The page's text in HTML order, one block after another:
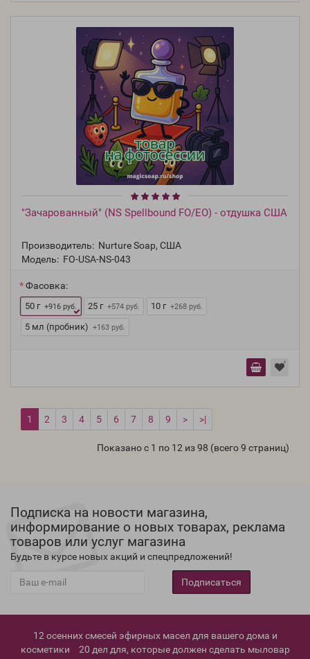
"Зачарованный" (NS Spellbound FO/EO) - отдушка США
Производитель: Nurture Soap, США
Модель: FO-USA-NS-043
Фасовка:
50 г +916 руб. 25 г +574 руб. 10 г +268 руб.
5 мл (пробник) +163 руб.
1 2 3 4 5 6 7 8 9 > >|
Показано с 1 по 12 из 98 (всего 9 страниц)
Подписка на новости магазина,
информирование о новых товарах, реклама
товаров или услуг магазина
Будьте в курсе новых акций и спецпредложений!
Подписаться
12 осенних смесей эфирных масел для вашего дома и
косметики
20 дел для, которые должен сделать мыловар